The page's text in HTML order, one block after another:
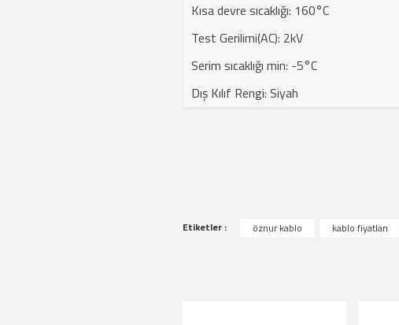
Kısa devre sıcaklığı: 160°C
Test Gerilimi(AC): 2kV
Serim sıcaklığı min: -5°C
Dış Kılıf Rengi: Siyah
Görüş ve önerileriniz için teşekkür ederiz.
Etiketler : öznur kablo kablo fiyatları